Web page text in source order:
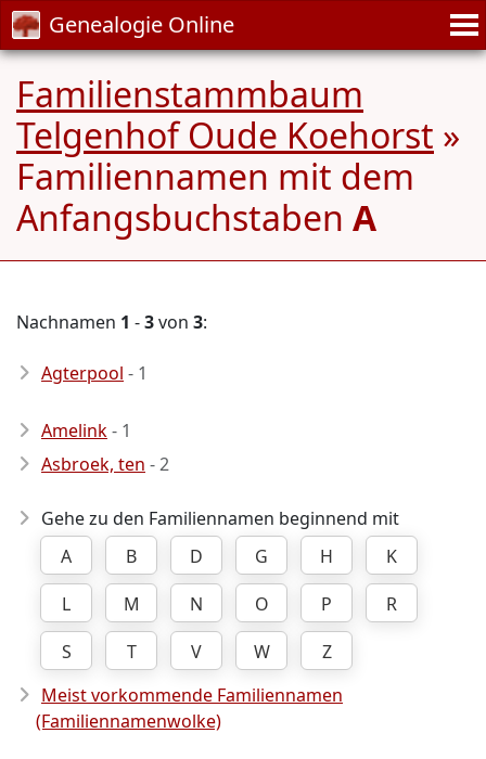
Genealogie Online
Familienstammbaum
Telgenhof Oude Koehorst »
Familiennamen mit dem
Anfangsbuchstaben A
Nachnamen 1 -3von 3:
Agterpool - 1
Amelink- 1
Asbroek, ten - 2
Gehe zu den Familiennamen beginnend mit
A
B D G H
K
L
M N O P
R
S
T V W
Z
Meist vorkommende Familiennamen
(Familiennamenwolke)